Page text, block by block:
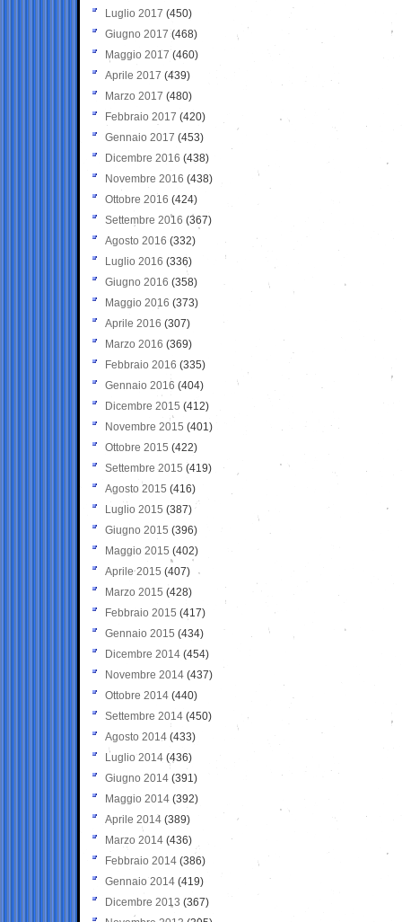
Luglio 2017 (450)
Giugno 2017 (468)
Maggio 2017 (460)
Aprile 2017 (439)
Marzo 2017 (480)
Febbraio 2017 (420)
Gennaio 2017 (453)
Dicembre 2016 (438)
Novembre 2016 (438)
Ottobre 2016 (424)
Settembre 2016 (367)
Agosto 2016 (332)
Luglio 2016 (336)
Giugno 2016 (358)
Maggio 2016 (373)
Aprile 2016 (307)
Marzo 2016 (369)
Febbraio 2016 (335)
Gennaio 2016 (404)
Dicembre 2015 (412)
Novembre 2015 (401)
Ottobre 2015 (422)
Settembre 2015 (419)
Agosto 2015 (416)
Luglio 2015 (387)
Giugno 2015 (396)
Maggio 2015 (402)
Aprile 2015 (407)
Marzo 2015 (428)
Febbraio 2015 (417)
Gennaio 2015 (434)
Dicembre 2014 (454)
Novembre 2014 (437)
Ottobre 2014 (440)
Settembre 2014 (450)
Agosto 2014 (433)
Luglio 2014 (436)
Giugno 2014 (391)
Maggio 2014 (392)
Aprile 2014 (389)
Marzo 2014 (436)
Febbraio 2014 (386)
Gennaio 2014 (419)
Dicembre 2013 (367)